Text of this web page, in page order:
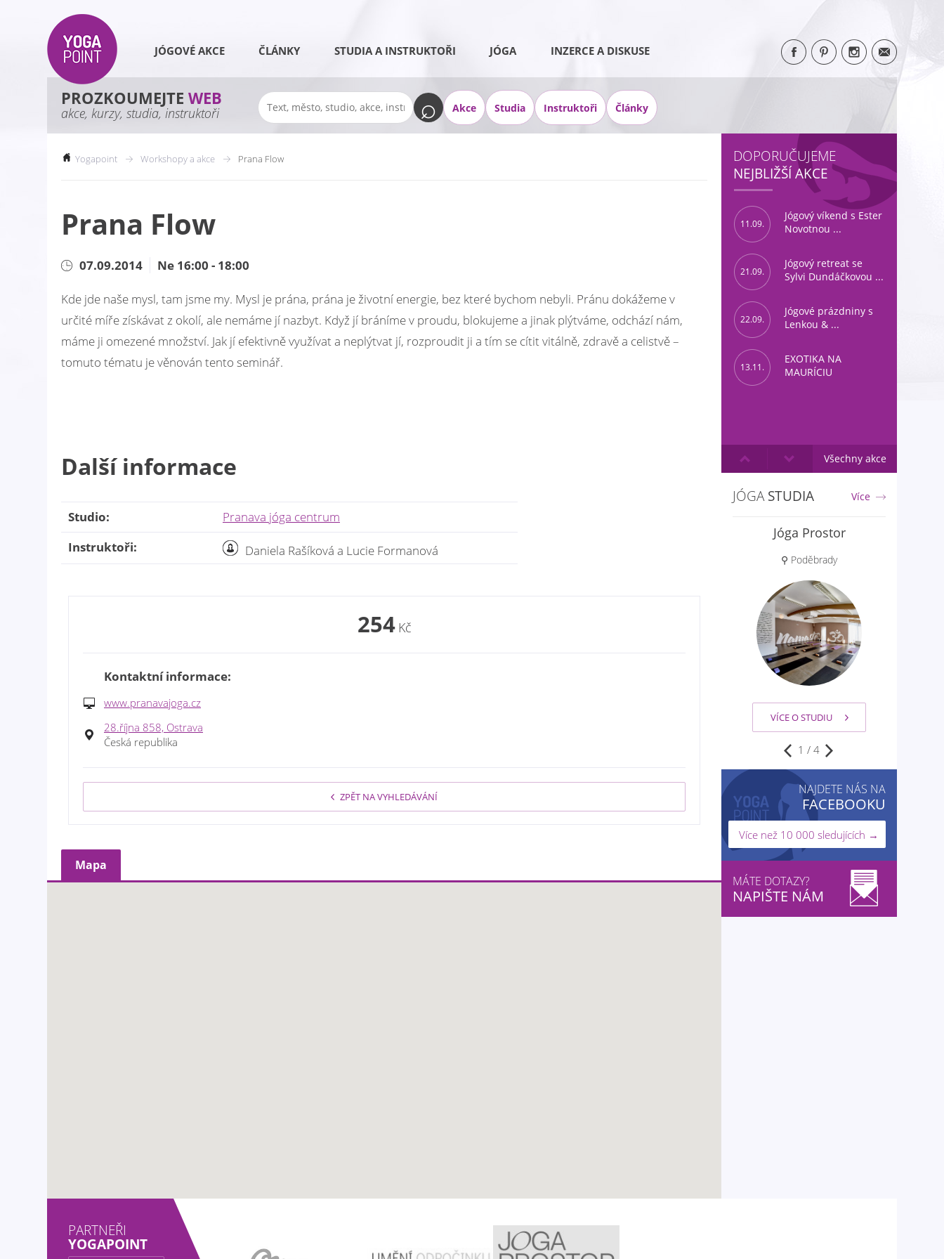
JÓGOVÉ AKCE ČLÁNKY STUDIA A INSTRUKTOŘI JÓGA INZERCE A DISKUSE
PROZKOUMEJTE WEB
akce, kurzy, studia, instruktoři Akce Studia Instruktoři Články
Yogapoint Workshopy a akce Prana Flow
Prana Flow
07.09.2014 Ne 16:00 - 18:00
Kde jde naše mysl, tam jsme my. Mysl je prána, prána je životní energie, bez které bychom nebyli. Pránu dokážeme v
určité míře získávat z okolí, ale nemáme jí nazbyt. Když jí bráníme v proudu, blokujeme a jinak plýtváme, odchází nám,
máme ji omezené množství. Jak jí efektivně využívat a neplýtvat jí, rozproudit ji a tím se cítit vitálně, zdravě a celistvě –
tomuto tématu je věnován tento seminář.
Další informace
Studio:
Pranava jóga centrum
Instruktoři:
Daniela Rašíková a Lucie Formanová
254 Kč
Kontaktní informace:
www.pranavajoga.cz
28.října 858, Ostrava
Česká republika
ZPĚT NA VYHLEDÁVÁNÍ
Mapa
DOPORUČUJEME
NEJBLIŽŠÍ AKCE
11.09.
Jógový víkend s Ester
Novotnou ...
21.09.
Jógový retreat se
Sylvi Dundáčkovou ...
22.09.
Jógové prázdniny s
Lenkou & ...
13.11.
EXOTIKA NA
MAURÍCIU
Všechny akce
JÓGASTUDIA Více
Jóga Prostor
⚲ Poděbrady
VÍCE O STUDIU
Yogaspace Praha
⚲ Praha 5
VÍCE O STUDIU
1 / 4
NAJDETE NÁS NA
FACEBOOKU
Více než 10 000 sledujících →
MÁTE DOTAZY?
NAPIŠTE NÁM
PARTNEŘI
YOGAPOINT